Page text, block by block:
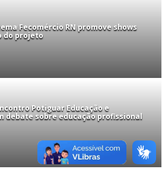
Fecomércio RN promove shows
do projeto
Potiguar Educação e
debate sobre educação profissional